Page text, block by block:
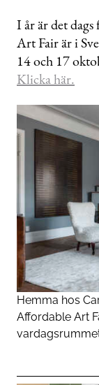
I år är det
Art Fair är i
14 och 17
Klicka här.
Hemma hos
Affordable Art